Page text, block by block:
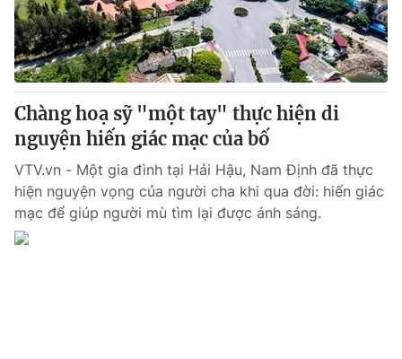
Chàng hoạ sỹ "một tay" thực hiện di
nguyện hiến giác mạc của bố
VTV.vn - Một gia đình tại Hải Hậu, Nam Định đã thực
hiện nguyện vọng của người cha khi qua đời: hiến giác
mạc để giúp người mù tìm lại được ánh sáng.